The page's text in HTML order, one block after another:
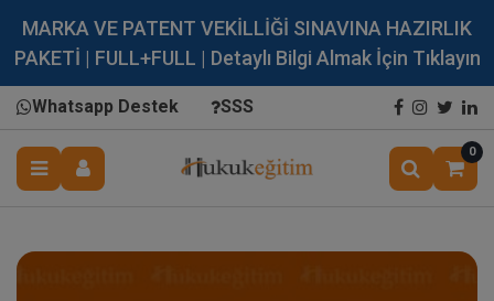
MARKA VE PATENT VEKİLLİĞİ SINAVINA HAZIRLIK
PAKETİ | FULL+FULL | Detaylı Bilgi Almak İçin Tıklayın
Whatsapp Destek SSS
0